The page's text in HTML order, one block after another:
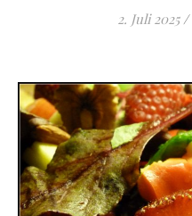
2. Juli 2025 /